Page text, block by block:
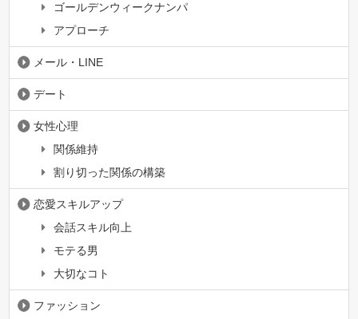
ゴールデンウィークナンパ
アプローチ
メール・LINE
デート
女性心理
関係維持
割り切った関係の構築
恋愛スキルアップ
会話スキル向上
モテる男
大切なコト
ファッション